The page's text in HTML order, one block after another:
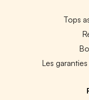
Tops
Les